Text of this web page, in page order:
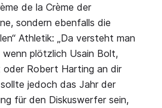
de la Crème der
sondern ebenfalls die
Athletik: „Da versteht man
wenn plötzlich Usain Bolt,
oder Robert Harting an dir
jedoch das Jahr der
für den Diskuswerfer sein,